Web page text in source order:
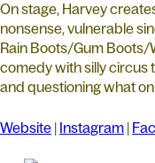
On stage, Harvey
nonsense, vulnerable
Rain Boots/Gum Boots/
comedy with silly circus
and questioning what
Website | Instagram |